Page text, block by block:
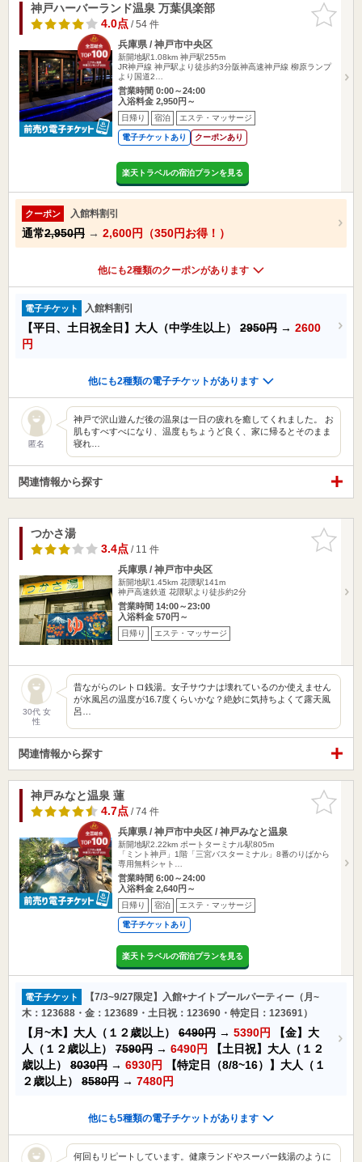
お気に入
りに追加
神戸ハーバーランド温泉 万葉倶楽部
4.0点/ 54 件
兵庫県 / 神戸市中央区
新開地駅1.08km 神戸駅255m
JR神戸線 神戸駅より徒歩約3分阪神高速神戸線 柳原ランプ
より国道2…
営業時間 0:00～24:00
入浴料金 2,950円～
日帰り 宿泊 エステ・マッサージ
電子チケットあり クーポンあり
楽天トラベルの宿泊プランを見る
クーポン 入館料割引
通常2,950円 → 2,600円（350円お得！）
他にも2種類のクーポンがあります
電子チケット 入館料割引
【平日、土日祝全日】大人（中学生以上） 2950円 → 2600
円
他にも2種類の電子チケットがあります
匿名
神戸で沢山遊んだ後の温泉は一日の疲れを癒してくれました。 お
肌もすべすべになり、温度もちょうど良く、家に帰るとそのまま
寝れ…
関連情報から探す
お気に入
りに追加
つかさ湯
3.4点/ 11 件
兵庫県 / 神戸市中央区
新開地駅1.45km 花隈駅141m
神戸高速鉄道 花隈駅より徒歩約2分
営業時間 14:00～23:00
入浴料金 570円～
日帰り エステ・マッサージ
30代 女
性
昔ながらのレトロ銭湯。女子サウナは壊れているのか使えません
が水風呂の温度が16.7度くらいかな？絶妙に気持ちよくて露天風
呂…
関連情報から探す
お気に入
りに追加
神戸みなと温泉 蓮
4.7点/ 74 件
兵庫県 / 神戸市中央区 / 神戸みなと温泉
新開地駅2.22km ポートターミナル駅805m
「ミント神戸」1階「三宮バスターミナル」8番のりばから
専用無料シャト…
営業時間 6:00～24:00
入浴料金 2,640円～
日帰り 宿泊 エステ・マッサージ
電子チケットあり
楽天トラベルの宿泊プランを見る
電子チケット
【7/3~9/27限定】入館+ナイトプールパーティー（月~
木：123688・金：123689・土日祝：123690・特定日：123691）
【月~木】大人（１２歳以上） 6490円 → 5390円
【金】大
人（１２歳以上） 7590円 → 6490円
【土日祝】大人（１２
歳以上） 8030円 → 6930円
【特定日（8/8~16）】大人（１
２歳以上） 8580円 → 7480円
他にも5種類の電子チケットがあります
何回もリピートしています。健康ランドやスーパー銭湯のように